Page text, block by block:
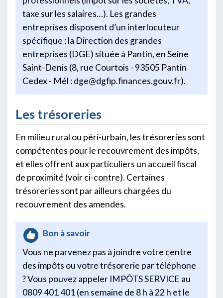
taxe sur les salaires…). Les grandes
entreprises disposent d’un interlocuteur
spécifique : la Direction des grandes
entreprises (DGE) située à Pantin, en Seine
Saint-Denis (8, rue Courtois - 93505 Pantin
Cedex - Mél : dge@dgfip.finances.gouv.fr).
Les trésoreries
En milieu rural ou péri-urbain, les trésoreries sont
compétentes pour le recouvrement des impôts,
et elles offrent aux particuliers un accueil fiscal
de proximité (voir ci-contre). Certaines
trésoreries sont par ailleurs chargées du
recouvrement des amendes.
Bon à savoir
Vous ne parvenez pas à joindre votre centre
des impôts ou votre trésorerie par téléphone
? Vous pouvez appeler IMPÔTS SERVICE au
0809 401 401 (en semaine de 8 h à 22 h et le